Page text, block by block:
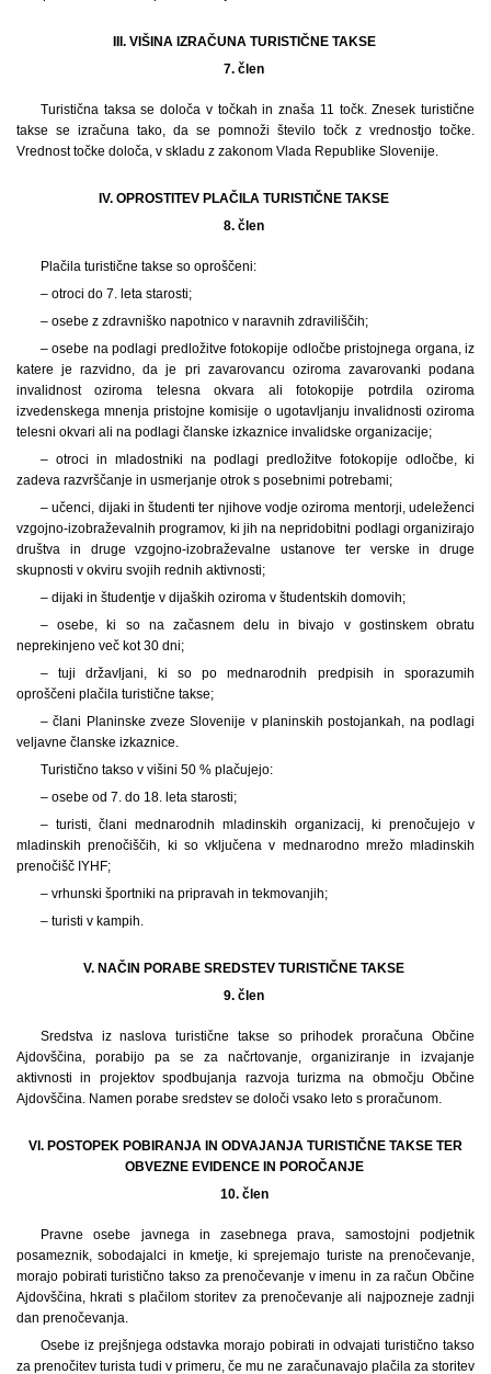
III. VIŠINA IZRAČUNA TURISTIČNE TAKSE
7. člen
Turistična taksa se določa v točkah in znaša 11 točk. Znesek turistične
takse se izračuna tako, da se pomnoži število točk z vrednostjo točke.
Vrednost točke določa, v skladu z zakonom Vlada Republike Slovenije.
IV. OPROSTITEV PLAČILA TURISTIČNE TAKSE
8. člen
Plačila turistične takse so oproščeni:
– otroci do 7. leta starosti;
– osebe z zdravniško napotnico v naravnih zdraviliščih;
– osebe na podlagi predložitve fotokopije odločbe pristojnega organa, iz
katere je razvidno, da je pri zavarovancu oziroma zavarovanki podana
invalidnost oziroma telesna okvara ali fotokopije potrdila oziroma
izvedenskega mnenja pristojne komisije o ugotavljanju invalidnosti oziroma
telesni okvari ali na podlagi članske izkaznice invalidske organizacije;
– otroci in mladostniki na podlagi predložitve fotokopije odločbe, ki
zadeva razvrščanje in usmerjanje otrok s posebnimi potrebami;
– učenci, dijaki in študenti ter njihove vodje oziroma mentorji, udeleženci
vzgojno-izobraževalnih programov, ki jih na nepridobitni podlagi organizirajo
društva in druge vzgojno-izobraževalne ustanove ter verske in druge
skupnosti v okviru svojih rednih aktivnosti;
– dijaki in študentje v dijaških oziroma v študentskih domovih;
– osebe, ki so na začasnem delu in bivajo v gostinskem obratu
neprekinjeno več kot 30 dni;
– tuji državljani, ki so po mednarodnih predpisih in sporazumih
oproščeni plačila turistične takse;
– člani Planinske zveze Slovenije v planinskih postojankah, na podlagi
veljavne članske izkaznice.
Turistično takso v višini 50 % plačujejo:
– osebe od 7. do 18. leta starosti;
– turisti, člani mednarodnih mladinskih organizacij, ki prenočujejo v
mladinskih prenočiščih, ki so vključena v mednarodno mrežo mladinskih
prenočišč IYHF;
– vrhunski športniki na pripravah in tekmovanjih;
– turisti v kampih.
V. NAČIN PORABE SREDSTEV TURISTIČNE TAKSE
9. člen
Sredstva iz naslova turistične takse so prihodek proračuna Občine
Ajdovščina, porabijo pa se za načrtovanje, organiziranje in izvajanje
aktivnosti in projektov spodbujanja razvoja turizma na območju Občine
Ajdovščina. Namen porabe sredstev se določi vsako leto s proračunom.
VI. POSTOPEK POBIRANJA IN ODVAJANJA TURISTIČNE TAKSE TER
OBVEZNE EVIDENCE IN POROČANJE
10. člen
Pravne osebe javnega in zasebnega prava, samostojni podjetnik
posameznik, sobodajalci in kmetje, ki sprejemajo turiste na prenočevanje,
morajo pobirati turistično takso za prenočevanje v imenu in za račun Občine
Ajdovščina, hkrati s plačilom storitev za prenočevanje ali najpozneje zadnji
dan prenočevanja.
Osebe iz prejšnjega odstavka morajo pobirati in odvajati turistično takso
za prenočitev turista tudi v primeru, če mu ne zaračunavajo plačila za storitev